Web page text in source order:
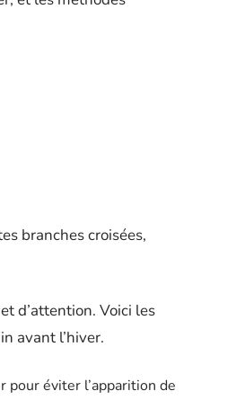
branches croisées,
d’attention. Voici les
avant l’hiver.
éviter l’apparition de